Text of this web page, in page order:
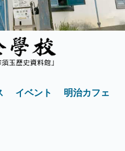
イベント 明治カフェ